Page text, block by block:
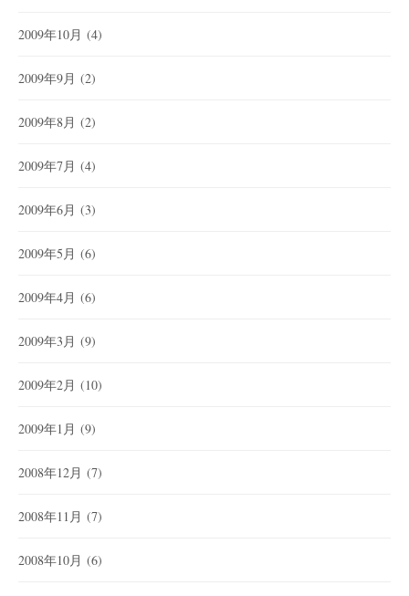
2009年10月 (4)
2009年9月 (2)
2009年8月 (2)
2009年7月 (4)
2009年6月 (3)
2009年5月 (6)
2009年4月 (6)
2009年3月 (9)
2009年2月 (10)
2009年1月 (9)
2008年12月 (7)
2008年11月 (7)
2008年10月 (6)